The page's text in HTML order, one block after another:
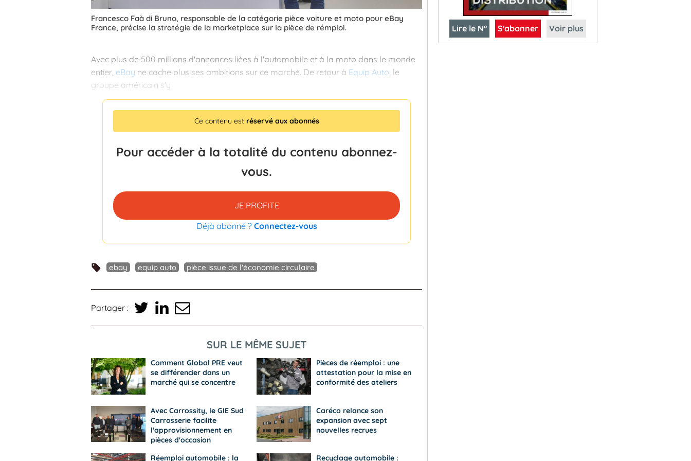
Francesco Faà di Bruno, responsable de la catégorie pièce voiture et moto pour eBay
France, précise la stratégie de la marketplace sur la pièce de rémploi.
Avec plus de 500 millions d'annonces liées à l'automobile et à la moto dans le monde
entier, eBay ne cache plus ses ambitions sur ce marché. De retour à Equip Auto, le
groupe américain s'y
Ce contenu est réservé aux abonnés
Pour accéder à la totalité du contenu abonnez-
vous.
JE PROFITE
Déjà abonné ? Connectez-vous
ebay equip auto pièce issue de l'économie circulaire
Partager :
SUR LE MÊME SUJET
Comment Global PRE veut
se différencier dans un
marché qui se concentre
Pièces de réemploi : une
attestation pour la mise en
conformité des ateliers
Avec Carrossity, le GIE Sud
Carrosserie facilite
l'approvisionnement en
pièces d'occasion
Caréco relance son
expansion avec sept
nouvelles recrues
Réemploi automobile : la Recyclage automobile :
Lire le N° S'abonner Voir plus